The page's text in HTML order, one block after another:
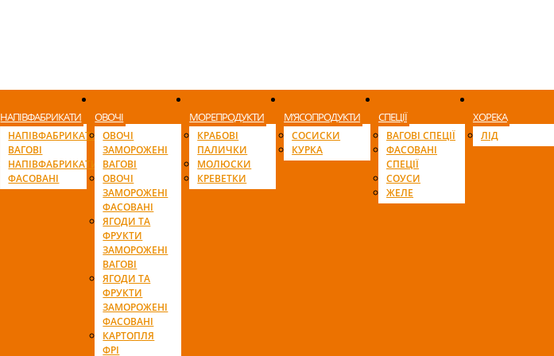
НАПІВФАБРИКАТИ
НАПІВФАБРИКАТИ
ВАГОВІ
НАПІВФАБРИКАТИ
ФАСОВАНІ
ОВОЧІ
ОВОЧІ
ЗАМОРОЖЕНІ
ВАГОВІ
ОВОЧІ
ЗАМОРОЖЕНІ
ФАСОВАНІ
ЯГОДИ ТА
ФРУКТИ
ЗАМОРОЖЕНІ
ВАГОВІ
ЯГОДИ ТА
ФРУКТИ
ЗАМОРОЖЕНІ
ФАСОВАНІ
КАРТОПЛЯ
ФРІ
МОРЕПРОДУКТИ
КРАБОВІ
ПАЛИЧКИ
МОЛЮСКИ
КРЕВЕТКИ
М’ЯСОПРОДУКТИ
СОСИСКИ
КУРКА
СПЕЦІЇ
ВАГОВІ СПЕЦІЇ
ФАСОВАНІ
СПЕЦІЇ
СОУСИ
ЖЕЛЕ
ХОРЕКА
ЛІД